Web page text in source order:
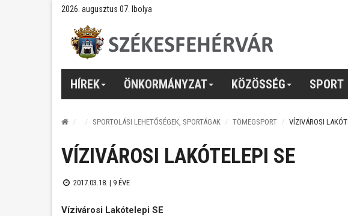
2026. augusztus 07. Ibolya
HÍREK ÖNKORMÁNYZAT KÖZÖSSÉG SPORT
SPORTOLÁSI LEHETŐSÉGEK, SPORTÁGAK TÖMEGSPORT VÍZIVÁROSI
VÍZIVÁROSI LAKÓTELEPI SE
2017.03.18. | 9 ÉVE
Vízivárosi Lakótelepi SE